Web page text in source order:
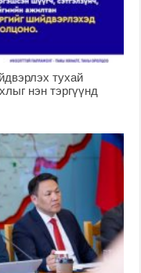
тухай
нэн тэргүүнд